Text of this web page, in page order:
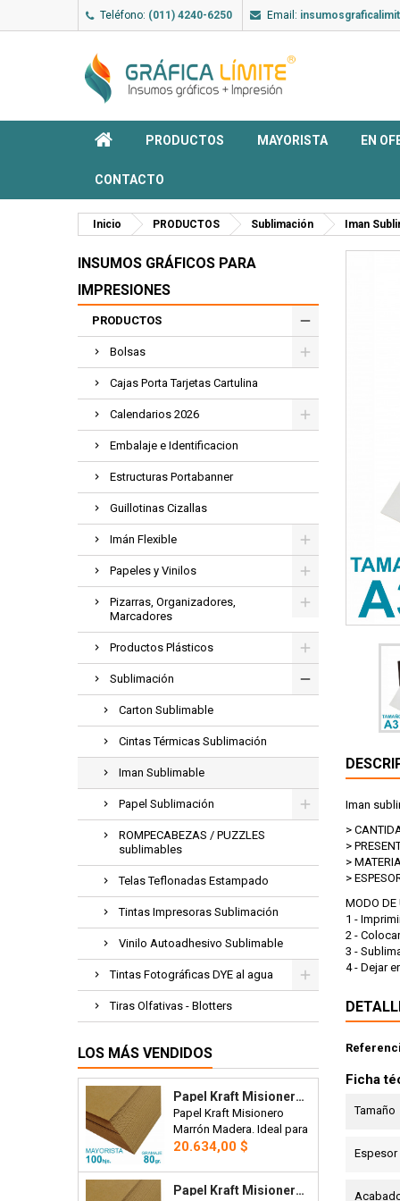
Teléfono: (011) 4240-6250 Email:
PRODUCTOS MAYORISTA EN
CONTACTO
Inicio PRODUCTOS Sublimación Iman
INSUMOS GRÁFICOS PARA
IMPRESIONES
PRODUCTOS
Bolsas
Cajas Porta Tarjetas Cartulina
Calendarios 2026
Embalaje e Identificacion
Estructuras Portabanner
Guillotinas Cizallas
Imán Flexible
Papeles y Vinilos
Pizarras, Organizadores,
Marcadores
Productos Plásticos
Sublimación
Carton Sublimable
Cintas Térmicas Sublimación
Iman Sublimable
Papel Sublimación
ROMPECABEZAS / PUZZLES
sublimables
Telas Teflonadas Estampado
Tintas Impresoras Sublimación
Vinilo Autoadhesivo Sublimable
Tintas Fotográficas DYE al agua
Tiras Olfativas - Blotters
LOS MÁS VENDIDOS
Papel Kraft Misionero 120 X 85cm. 80 Gr. Madera Marron X100 Hojas Precio Mayorista.
Papel Kraft Misionero
Marrón Madera. Ideal para
bolsas, manteles,
Mayorista x 100 hojas.
Precio
20.634,00 $
Papel Kraft Misionero 120 X 85cm. 125 Gr. Madera Marrón X100 Hojas Precio Mayorista.
Iman
>
>
>
>
MODO DE
1 -
2 -
3 -
4 - Dejar
Ficha
Tamaño
Espesor